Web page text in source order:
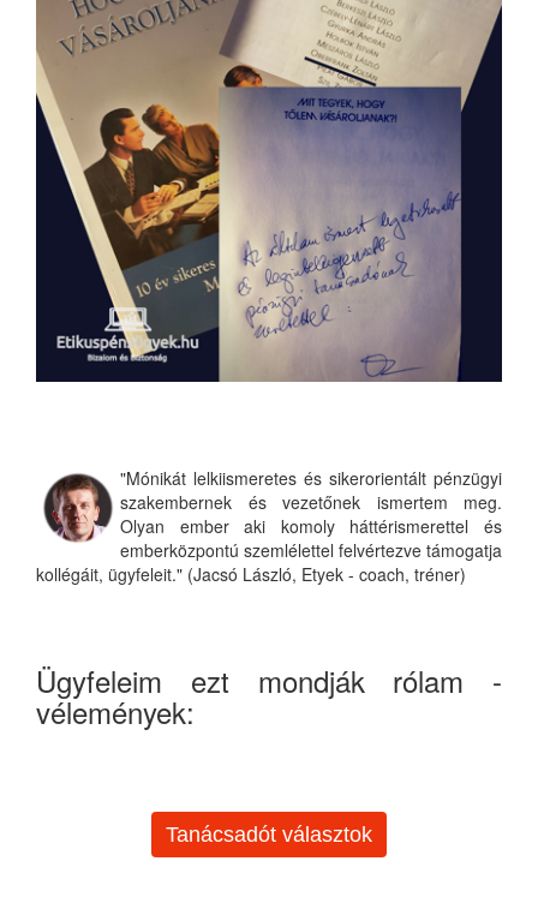
"Mónikát lelkiismeretes és sikerorientált pénzügyi
szakembernek és vezetőnek ismertem meg.
Olyan ember aki komoly háttérismerettel és
emberközpontú szemlélettel felvértezve támogatja
kollégáit, ügyfeleit." (Jacsó László, Etyek - coach, tréner)
Ügyfeleim ezt mondják rólam -
vélemények:
Tanácsadót választok